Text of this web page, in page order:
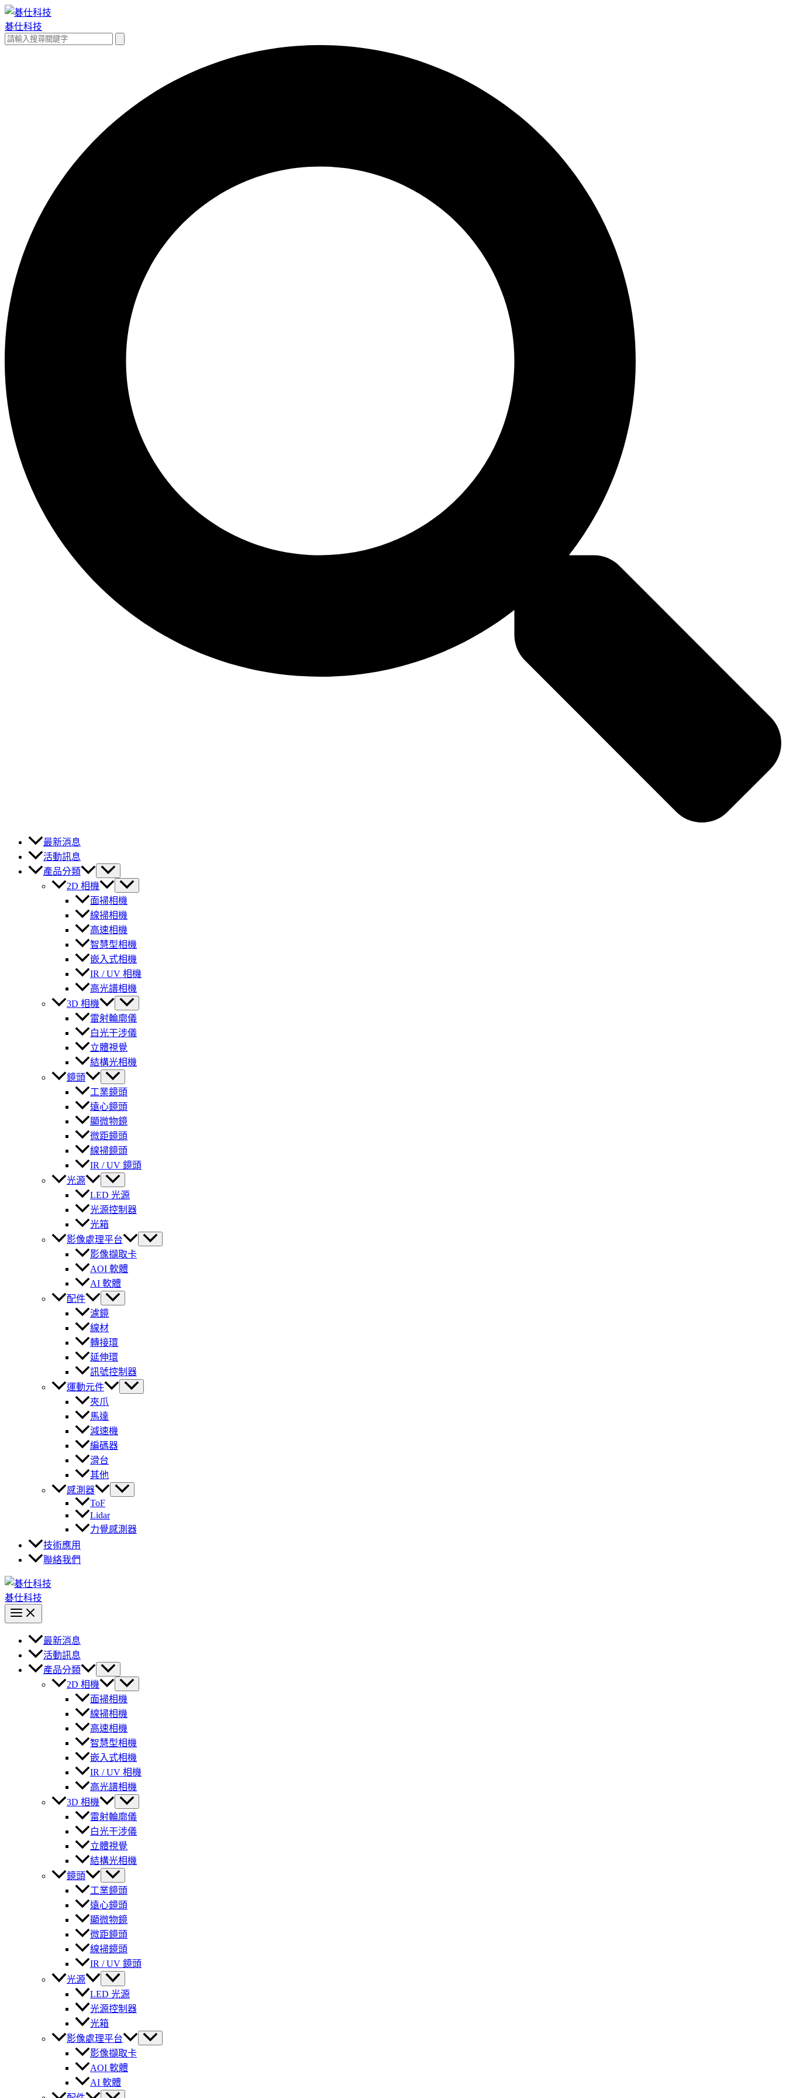
跳
至
主
碁仕科技
搜
最新消息
活動訊息
產品分類
2D 相機
面掃相機
線掃相機
高速相機
智慧型相機
嵌入式相機
IR / UV 相機
高光譜相機
3D 相機
雷射輪廓儀
白光干涉儀
立體視覺
結構光相機
鏡頭
工業鏡頭
遠心鏡頭
顯微物鏡
微距鏡頭
線掃鏡頭
IR / UV 鏡頭
光源
LED 光源
光源控制器
光箱
影像處理平台
影像擷取卡
AOI 軟體
AI 軟體
配件
濾鏡
線材
轉接環
延伸環
訊號控制器
運動元件
夾爪
馬達
減速機
編碼器
滑台
其他
感測器
ToF
Lidar
力覺感測器
技術應用
聯絡我們
碁仕科技
最新消息
活動訊息
產品分類
2D 相機
面掃相機
線掃相機
高速相機
智慧型相機
嵌入式相機
IR / UV 相機
高光譜相機
3D 相機
雷射輪廓儀
白光干涉儀
立體視覺
結構光相機
鏡頭
工業鏡頭
遠心鏡頭
顯微物鏡
微距鏡頭
線掃鏡頭
IR / UV 鏡頭
光源
LED 光源
光源控制器
光箱
影像處理平台
影像擷取卡
AOI 軟體
AI 軟體